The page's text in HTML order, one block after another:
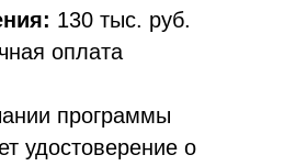
130 тыс. руб.
оплата
программы
удостоверение о